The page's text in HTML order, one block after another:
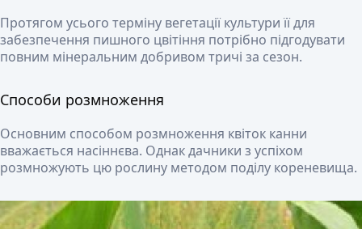
Протягом усього терміну вегетації культури її для
забезпечення пишного цвітіння потрібно підгодувати
повним мінеральним добривом тричі за сезон.
Способи розмноження
Основним способом розмноження квіток канни
вважається насіннєва. Однак дачники з успіхом
розмножують цю рослину методом поділу кореневища.